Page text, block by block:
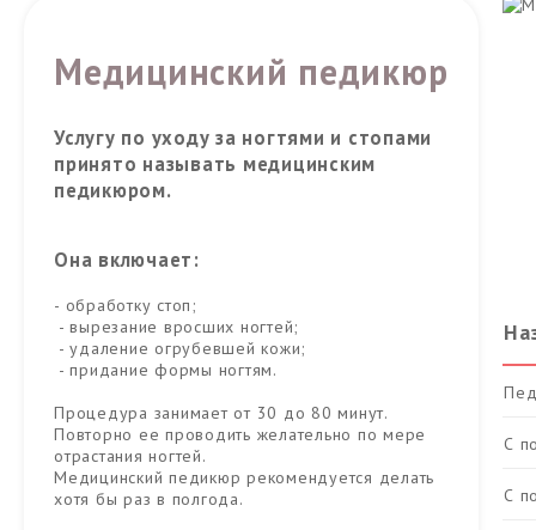
Медицинский педикюр
Услугу по уходу за ногтями и стопами
принято называть медицинским
педикюром.
Она включает:
- обработку стоп;
- вырезание вросших ногтей;
- удаление огрубевшей кожи;
- придание формы ногтям.
Процедура занимает от 30 до 80 минут.
Повторно ее проводить желательно по мере
отрастания ногтей.
Медицинский педикюр рекомендуется делать
хотя бы раз в полгода.
С
С